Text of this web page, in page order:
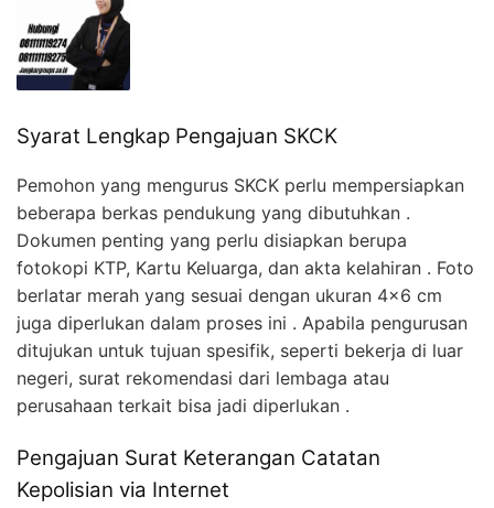
Syarat Lengkap Pengajuan SKCK
Pemohon yang mengurus SKCK perlu mempersiapkan
beberapa berkas pendukung yang dibutuhkan .
Dokumen penting yang perlu disiapkan berupa
fotokopi KTP, Kartu Keluarga, dan akta kelahiran . Foto
berlatar merah yang sesuai dengan ukuran 4×6 cm
juga diperlukan dalam proses ini . Apabila pengurusan
ditujukan untuk tujuan spesifik, seperti bekerja di luar
negeri, surat rekomendasi dari lembaga atau
perusahaan terkait bisa jadi diperlukan .
Pengajuan Surat Keterangan Catatan
Kepolisian via Internet